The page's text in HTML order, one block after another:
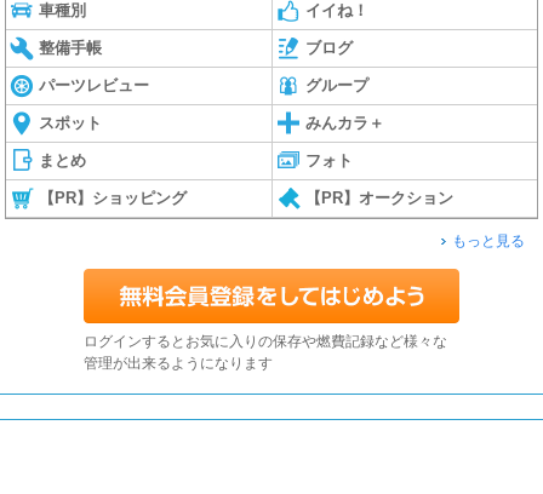
車種別 イイね！
整備手帳 ブログ
パーツレビュー グループ
スポット みんカラ＋
まとめ フォト
【PR】ショッピング 【PR】オークション
もっと見る
ログインするとお気に入りの保存や燃費記録など様々な
管理が出来るようになります